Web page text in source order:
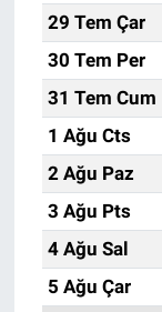
29 Tem Çar
30 Tem Per
31 Tem Cum
1 Ağu Cts
2 Ağu Paz
3 Ağu Pts
4 Ağu Sal
5 Ağu Çar